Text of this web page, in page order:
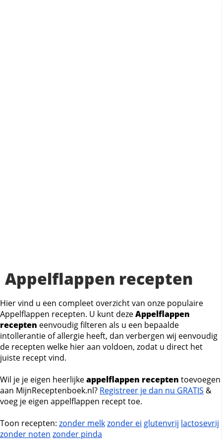
Appelflappen recepten
Hier vind u een compleet overzicht van onze populaire
Appelflappen recepten. U kunt dezeAppelflappen
recepten eenvoudig filteren als u een bepaalde
intollerantie of allergie heeft, dan verbergen wij eenvoudig
de recepten welke hier aan voldoen, zodat u direct het
juiste recept vind.
Wil je je eigen heerlijkeappelflappen recepten toevoegen
aan MijnReceptenboek.nl? Registreer je dan nu GRATIS &
voeg je eigen appelflappen recept toe.
Toon recepten: zonder melkzonder ei glutenvrij lactosevrij
zonder noten zonder pinda